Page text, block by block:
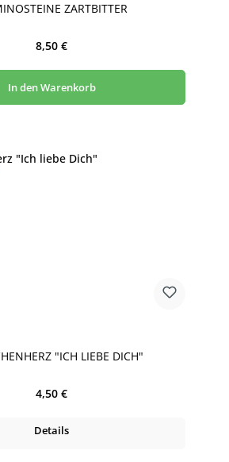
ZARTBITTER
Regulärer Preis:
8,50 €
In den Warenkorb
"ICH LIEBE DICH"
Regulärer Preis:
4,50 €
Details